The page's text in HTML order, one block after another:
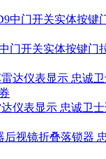
门开关实体按键门
仪表显示 忠诚卫